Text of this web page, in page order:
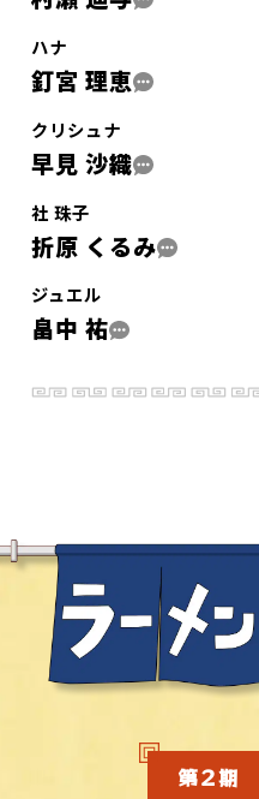
ハナ
釘宮 理恵
クリシュナ
早見 沙織
社 珠子
折原 くるみ
ジュエル
畠中 祐
第２期